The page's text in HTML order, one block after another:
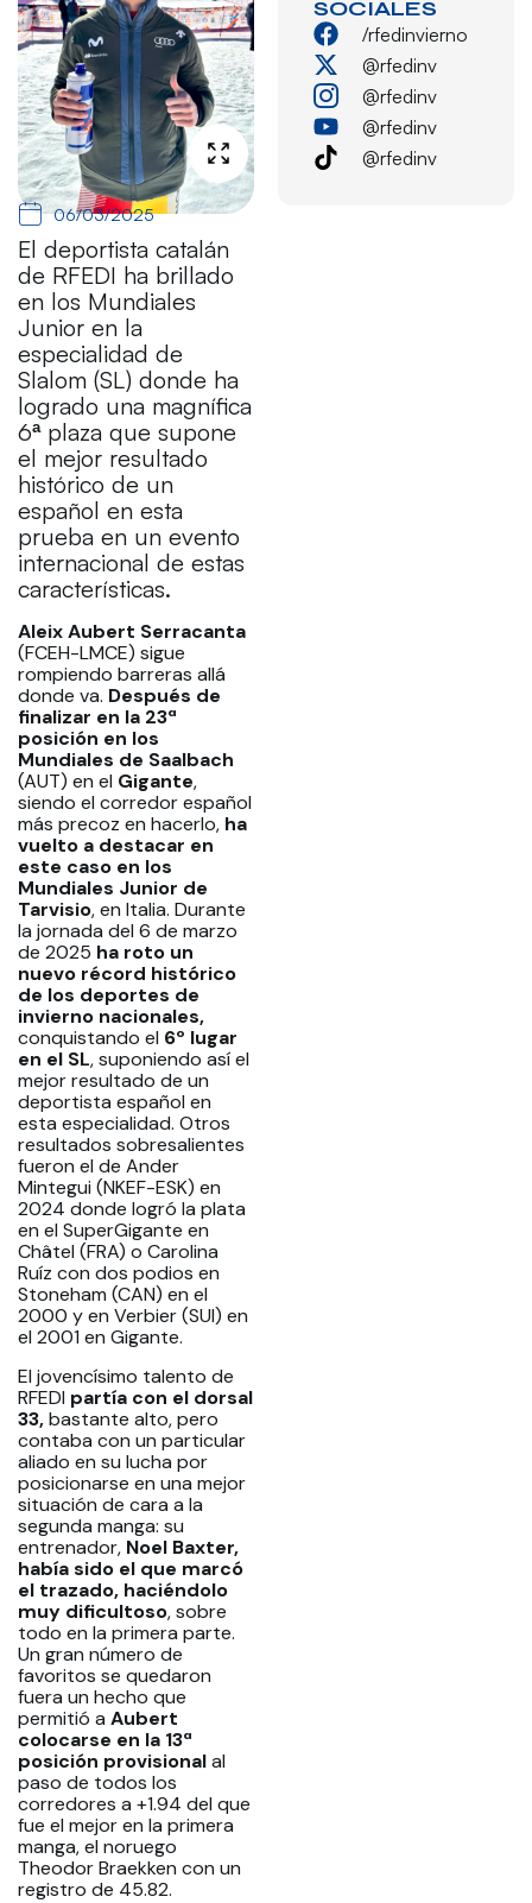
06/03/2025
El deportista catalán
de RFEDI ha brillado
en los Mundiales
Junior en la
especialidad de
Slalom (SL) donde ha
logrado una magnífica
6ª plaza que supone
el mejor resultado
histórico de un
español en esta
prueba en un evento
internacional de estas
características.
Aleix Aubert Serracanta
(FCEH-LMCE) sigue
rompiendo barreras allá
donde va. Después de
finalizar en la 23ª
posición en los
Mundiales de Saalbach
(AUT) en el Gigante,
siendo el corredor español
más precoz en hacerlo, ha
vuelto a destacar en
este caso en los
Mundiales Junior de
Tarvisio, en Italia. Durante
la jornada del 6 de marzo
de 2025 ha roto un
nuevo récord histórico
de los deportes de
invierno nacionales,
conquistando el 6º lugar
en el SL, suponiendo así el
mejor resultado de un
deportista español en
esta especialidad. Otros
resultados sobresalientes
fueron el de Ander
Mintegui (NKEF-ESK) en
2024 donde logró la plata
en el SuperGigante en
Châtel (FRA) o Carolina
Ruíz con dos podios en
Stoneham (CAN) en el
2000 y en Verbier (SUI) en
el 2001 en Gigante.
El jovencísimo talento de
RFEDI partía con el dorsal
33,bastante alto, pero
contaba con un particular
aliado en su lucha por
posicionarse en una mejor
situación de cara a la
segunda manga: su
entrenador, Noel Baxter,
había sido el que marcó
el trazado, haciéndolo
muy dificultoso, sobre
todo en la primera parte.
Un gran número de
favoritos se quedaron
fuera un hecho que
permitió a Aubert
colocarse en la 13ª
posición provisionalal
paso de todos los
corredores a +1.94 del que
fue el mejor en la primera
manga, el noruego
Theodor Braekken con un
registro de 45.82.
SOCIALES
/rfedinvierno
@rfedinv
@rfedinv
@rfedinv
@rfedinv